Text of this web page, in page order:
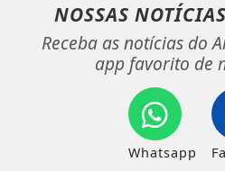
NOSSAS NOTÍCIAS
Receba as notícias do
app favorito de
Whatsapp